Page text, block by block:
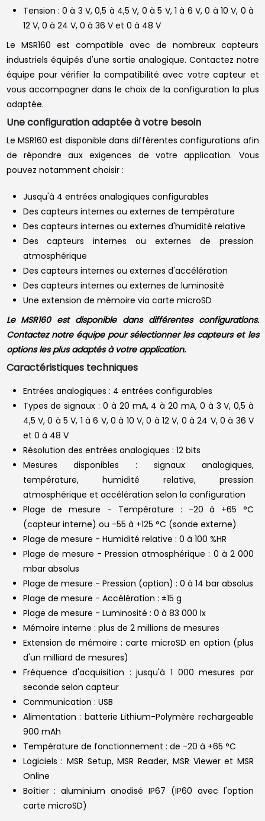
Tension : 0 à 3 V, 0,5 à 4,5 V, 0 à 5 V, 1 à 6 V, 0 à 10 V, 0 à
12 V, 0 à 24 V, 0 à 36 V et 0 à 48 V
Le MSR160 est compatible avec de nombreux capteurs
industriels équipés d'une sortie analogique. Contactez notre
équipe pour vérifier la compatibilité avec votre capteur et
vous accompagner dans le choix de la configuration la plus
adaptée.
Une configuration adaptée à votre besoin
Le MSR160 est disponible dans différentes configurations afin
de répondre aux exigences de votre application. Vous
pouvez notamment choisir :
Jusqu'à 4 entrées analogiques configurables
Des capteurs internes ou externes de température
Des capteurs internes ou externes d'humidité relative
Des capteurs internes ou externes de pression
atmosphérique
Des capteurs internes ou externes d'accélération
Des capteurs internes ou externes de luminosité
Une extension de mémoire via carte microSD
Le MSR160 est disponible dans différentes configurations.
Contactez notre équipe pour sélectionner les capteurs et les
options les plus adaptés à votre application.
Caractéristiques techniques
Entrées analogiques : 4 entrées configurables
Types de signaux : 0 à 20 mA, 4 à 20 mA, 0 à 3 V, 0,5 à
4,5 V, 0 à 5 V, 1 à 6 V, 0 à 10 V, 0 à 12 V, 0 à 24 V, 0 à 36 V
et 0 à 48 V
Résolution des entrées analogiques : 12 bits
Mesures disponibles : signaux analogiques,
température, humidité relative, pression
atmosphérique et accélération selon la configuration
Plage de mesure - Température : -20 à +65 °C
(capteur interne) ou -55 à +125 °C (sonde externe)
Plage de mesure - Humidité relative : 0 à 100 %HR
Plage de mesure - Pression atmosphérique : 0 à 2 000
mbar absolus
Plage de mesure - Pression (option) : 0 à 14 bar absolus
Plage de mesure - Accélération : ±15 g
Plage de mesure - Luminosité : 0 à 83 000 lx
Mémoire interne : plus de 2 millions de mesures
Extension de mémoire : carte microSD en option (plus
d'un milliard de mesures)
Fréquence d'acquisition : jusqu'à 1 000 mesures par
seconde selon capteur
Communication : USB
Alimentation : batterie Lithium-Polymère rechargeable
900 mAh
Température de fonctionnement : de -20 à +65 °C
Logiciels : MSR Setup, MSR Reader, MSR Viewer et MSR
Online
Boîtier : aluminium anodisé IP67 (IP60 avec l'option
carte microSD)